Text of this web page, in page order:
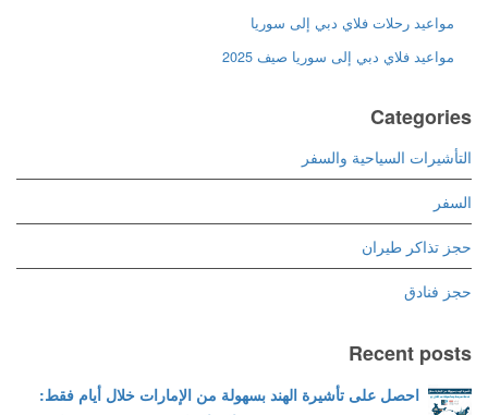
مواعيد رحلات فلاي دبي إلى سوريا
مواعيد فلاي دبي إلى سوريا صيف 2025
Categories
التأشيرات السياحية والسفر
السفر
حجز تذاكر طيران
حجز فنادق
Recent posts
احصل على تأشيرة الهند بسهولة من الإمارات خلال أيام فقط: